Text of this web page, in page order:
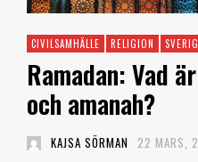
CIVILSAMHÄLLE RELIGION
Ramadan: Vad
och amanah?
KAJSA SÖRMAN 22 MARS,